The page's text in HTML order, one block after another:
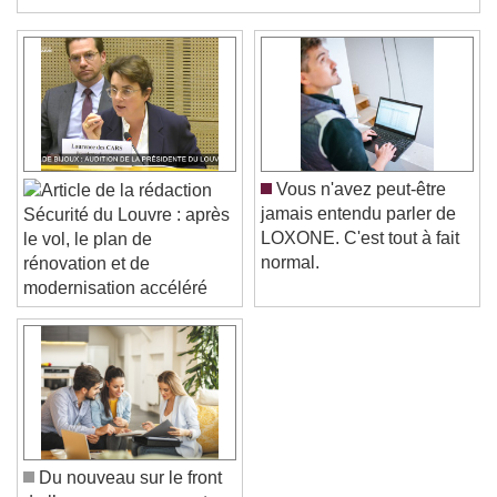
Color Opacity
Caption Area Background
Color Opacity
Font Size
Text Edge Style
Font Family
Reset
Done
Close Modal Dialog
End of dialog window.
conférence de financement inédite. ...
Sécurité du Louvre : après
le vol, le plan de
rénovation et de
modernisation accéléré
Vous n'avez peut-être
jamais entendu parler de
LOXONE. C'est tout à fait